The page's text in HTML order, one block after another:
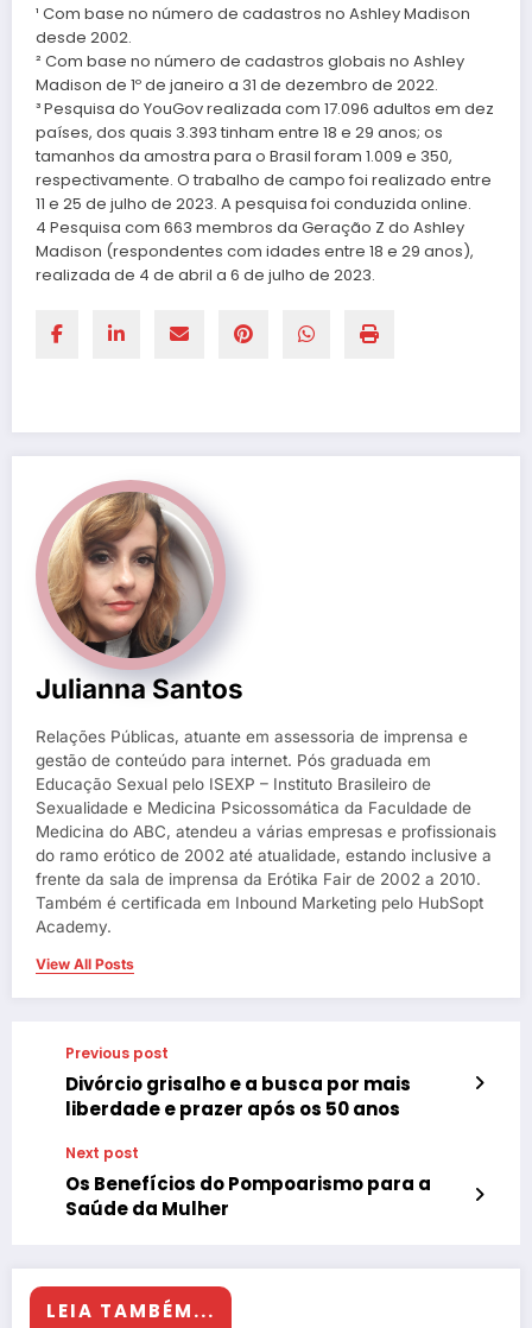
¹ Com base no número de cadastros no Ashley Madison
desde 2002.
² Com base no número de cadastros globais no Ashley
Madison de 1º de janeiro a 31 de dezembro de 2022.
³ Pesquisa do YouGov realizada com 17.096 adultos em dez
países, dos quais 3.393 tinham entre 18 e 29 anos; os
tamanhos da amostra para o Brasil foram 1.009 e 350,
respectivamente. O trabalho de campo foi realizado entre
11 e 25 de julho de 2023. A pesquisa foi conduzida online.
4 Pesquisa com 663 membros da Geração Z do Ashley
Madison (respondentes com idades entre 18 e 29 anos),
realizada de 4 de abril a 6 de julho de 2023.
Julianna Santos
Relações Públicas, atuante em assessoria de imprensa e
gestão de conteúdo para internet. Pós graduada em
Educação Sexual pelo ISEXP – Instituto Brasileiro de
Sexualidade e Medicina Psicossomática da Faculdade de
Medicina do ABC, atendeu a várias empresas e profissionais
do ramo erótico de 2002 até atualidade, estando inclusive a
frente da sala de imprensa da Erótika Fair de 2002 a 2010.
Também é certificada em Inbound Marketing pelo HubSopt
Academy.
View All Posts
Previous post
Divórcio grisalho e a busca por mais
liberdade e prazer após os 50 anos
Next post
Os Benefícios do Pompoarismo para a
Saúde da Mulher
LEIA TAMBÉM...